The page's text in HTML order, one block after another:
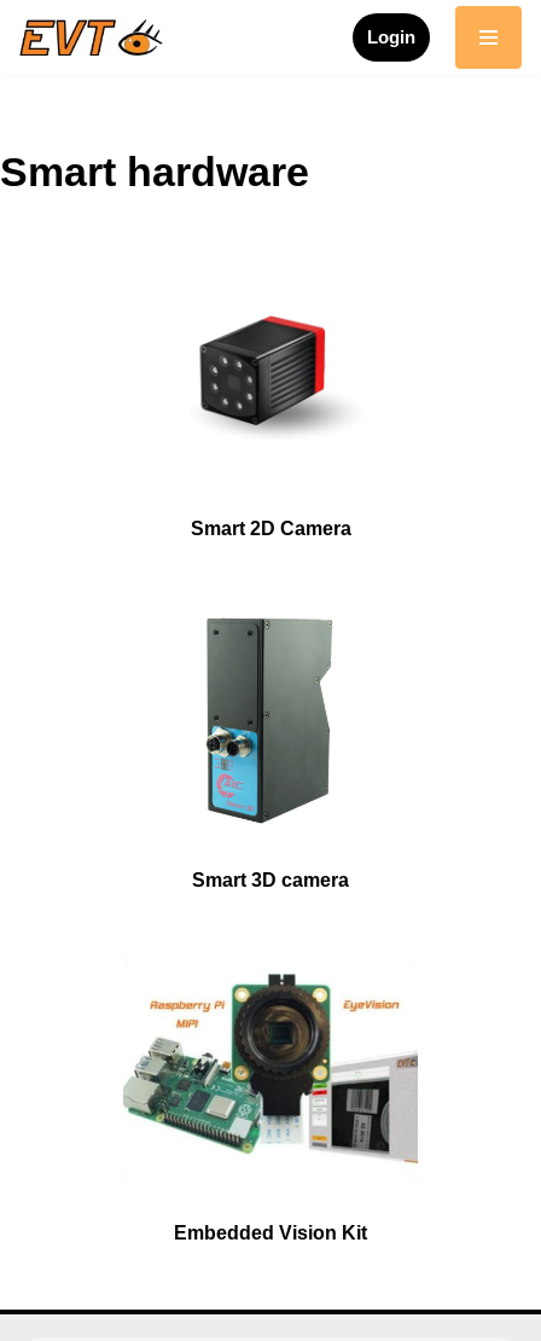
Login
Smart hardware
Smart 2D Camera
Smart 3D camera
Embedded Vision Kit